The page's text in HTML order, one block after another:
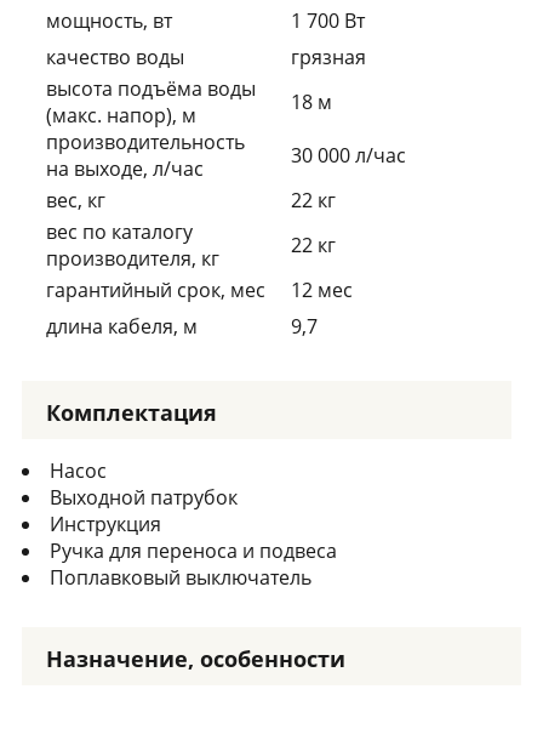
мощность, вт
1 700 Вт
качество воды
грязная
высота подъёма воды
(макс. напор), м
18 м
производительность
на выходе, л/час
30 000 л/час
вес, кг
22 кг
вес по каталогу
производителя, кг
22 кг
гарантийный срок, мес
12 мес
длина кабеля, м
9,7
Комплектация
Насос
Выходной патрубок
Инструкция
Ручка для переноса и подвеса
Поплавковый выключатель
Назначение, особенности